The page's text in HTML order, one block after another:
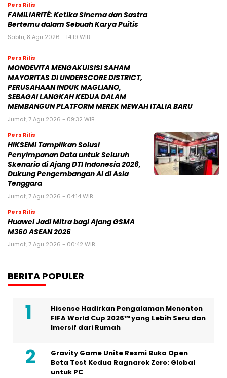
Pers Rilis
FAMILIARITÉ: Ketika Sinema dan Sastra
Bertemu dalam Sebuah Karya Puitis
Sabtu, 8 Agu 2026 - 14:19 WIB
Pers Rilis
MONDEVITA MENGAKUISISI SAHAM
MAYORITAS DI UNDERSCORE DISTRICT,
PERUSAHAAN INDUK MAGLIANO,
SEBAGAI LANGKAH KEDUA DALAM
MEMBANGUN PLATFORM MEREK MEWAH ITALIA BARU
Jumat, 7 Agu 2026 - 09:32 WIB
Pers Rilis
HIKSEMI Tampilkan Solusi
Penyimpanan Data untuk Seluruh
Skenario di Ajang DTI Indonesia 2026,
Dukung Pengembangan AI di Asia
Tenggara
Jumat, 7 Agu 2026 - 04:14 WIB
Pers Rilis
Huawei Jadi Mitra bagi Ajang GSMA
M360 ASEAN 2026
Jumat, 7 Agu 2026 - 00:42 WIB
BERITA POPULER
Hisense Hadirkan Pengalaman Menonton
FIFA World Cup 2026™ yang Lebih Seru dan
Imersif dari Rumah
Gravity Game Unite Resmi Buka Open
Beta Test Kedua Ragnarok Zero: Global
untuk PC